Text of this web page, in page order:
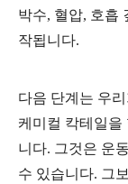
박수, 혈압, 호흡
작됩니다.
다음 단계는 우리
케미컬 칵테일을
니다. 그것은 운
수 있습니다. 그